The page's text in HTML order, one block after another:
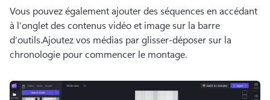
Vous pouvez également ajouter des séquences en accédant
à l’onglet des contenus vidéo et image sur la barre
d’outils.Ajoutez vos médias par glisser-déposer sur la
chronologie pour commencer le montage.